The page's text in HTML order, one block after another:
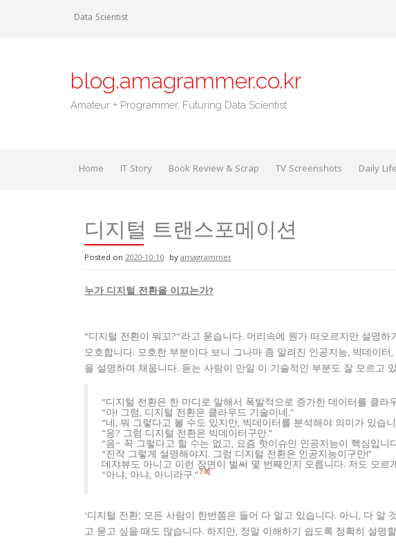
Data Scientist
blog.amagrammer.co.kr
Amateur + Programmer, Futuring Data Scientist
Home IT Story Book Review & Scrap TV Screenshots Daily Life
디지털 트랜스포메이션
Posted on 2020-10-10 byamagrammer
누가 디지털 전환을 이끄는가?
“디지털 전환이 뭐꼬?”라고 묻습니다. 머리속에 뭔가 떠오르지만 설명
모호합니다. 모호한 부분이다 보니 그나마 좀 알려진 인공지능, 빅데이
을 설명하며 채웁니다. 듣는 사람이 만일 이 기술적인 부분도 잘 모르고
“디지털 전환은 한 마디로 말해서 폭발적으로 증가한 데이터를 클라
“아! 그럼, 디지털 전환은 클라우드 기술이네.”
“네, 뭐 그렇다고 볼 수도 있지만, 빅데이터를 분석해야 의미가 있습
“응? 그럼 디지털 전환은 빅데이터구만.”
“음~ 꼭 그렇다고 할 수는 없고, 요즘 핫이슈인 인공지능이 핵심입니
“진작 그렇게 설명해야지. 그럼 디지털 전환은 인공지능이구만!”
데쟈뷰도 아니고 이런 장면이 벌써 몇 번째인지 모릅니다. 저도 모르
“아냐, 아냐, 아니라구.”7쪽
‘디지털 전환’, 모든 사람이 한번쯤은 들어 다 알고 있습니다. 아니, 다 알
고 묻고 싶을 때도 많습니다. 하지만, 정말 이해하기 쉽도록 정확히 설명